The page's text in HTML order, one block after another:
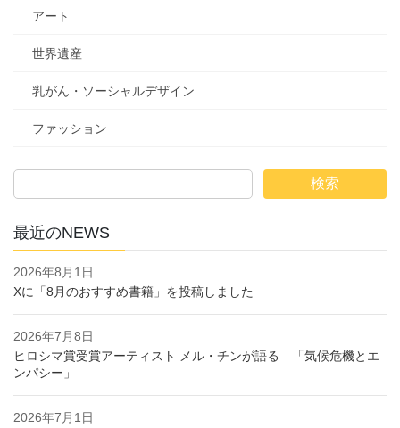
アート
世界遺産
乳がん・ソーシャルデザイン
ファッション
検索
最近のNEWS
2026年8月1日
Xに「8月のおすすめ書籍」を投稿しました
2026年7月8日
ヒロシマ賞受賞アーティスト メル・チンが語る 「気候危機とエ
ンパシー」
2026年7月1日